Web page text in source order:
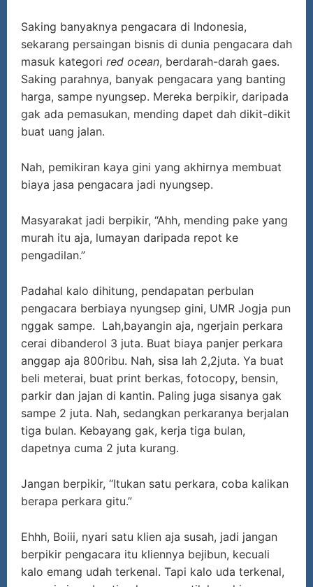
Saking banyaknya pengacara di Indonesia,
sekarang persaingan bisnis di dunia pengacara dah
masuk kategori red ocean, berdarah-darah gaes.
Saking parahnya, banyak pengacara yang banting
harga, sampe nyungsep. Mereka berpikir, daripada
gak ada pemasukan, mending dapet dah dikit-dikit
buat uang jalan.
Nah, pemikiran kaya gini yang akhirnya membuat
biaya jasa pengacara jadi nyungsep.
Masyarakat jadi berpikir, “Ahh, mending pake yang
murah itu aja, lumayan daripada repot ke
pengadilan.”
Padahal kalo dihitung, pendapatan perbulan
pengacara berbiaya nyungsep gini, UMR Jogja pun
nggak sampe. Lah,bayangin aja, ngerjain perkara
cerai dibanderol 3 juta. Buat biaya panjer perkara
anggap aja 800ribu. Nah, sisa lah 2,2juta. Ya buat
beli meterai, buat print berkas, fotocopy, bensin,
parkir dan jajan di kantin. Paling juga sisanya gak
sampe 2 juta. Nah, sedangkan perkaranya berjalan
tiga bulan. Kebayang gak, kerja tiga bulan,
dapetnya cuma 2 juta kurang.
Jangan berpikir, “Itukan satu perkara, coba kalikan
berapa perkara gitu.”
Ehhh, Boiii, nyari satu klien aja susah, jadi jangan
berpikir pengacara itu kliennya bejibun, kecuali
kalo emang udah terkenal. Tapi kalo uda terkenal,